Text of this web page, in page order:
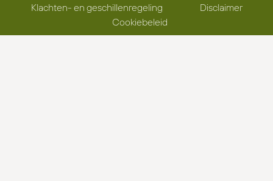
Klachten- en geschillenregeling
Disclaimer
Cookiebeleid